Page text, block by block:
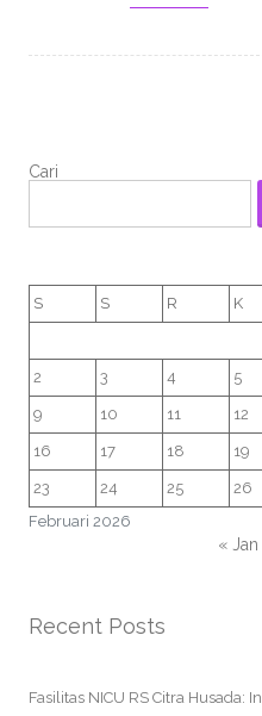
Cari
Februari 2026
S S R K
2 3 4 5
9 10 11 12
16 17 18 19
23 24 25 26
« Jan
Recent Posts
Fasilitas NICU RS Citra Husada: